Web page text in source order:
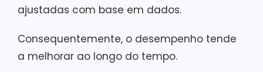
ajustadas com base em dados.
Consequentemente, o desempenho tende
a melhorar ao longo do tempo.